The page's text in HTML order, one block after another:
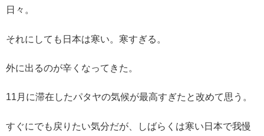
日々。
それにしても日本は寒い。寒すぎる。
外に出るのが辛くなってきた。
11月に滞在したパタヤの気候が最高すぎたと改めて思う。
すぐにでも戻りたい気分だが、しばらくは寒い日本で我慢